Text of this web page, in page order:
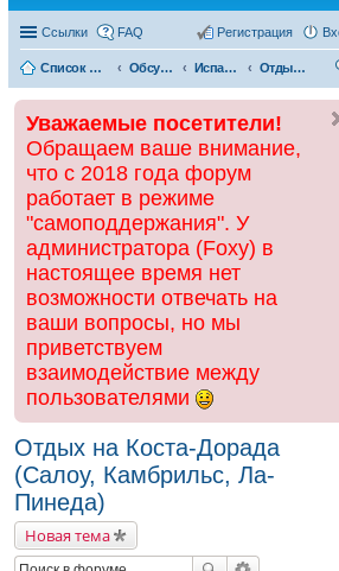
Ссылки FAQ Регистрация
Список форумов Обсуждения и информация по странам Испания Отдых на Коста-Дорада (Салоу, Камбрильс, Ла-Пинеда)
Уважаемые посетители!
Обращаем ваше внимание,
что с 2018 года форум
работает в режиме
"самоподдержания". У
администратора (Foxy) в
настоящее время нет
возможности отвечать на
ваши вопросы, но мы
приветствуем
взаимодействие между
пользователями
Отдых на Коста-Дорада
(Салоу, Камбрильс, Ла-
Пинеда)
Новая тема